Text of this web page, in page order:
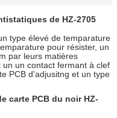
de HZ-2705
type élevé de temparature
pour résister, un
par leurs matières
un contact fermant à clef
PCB d'adjusitng et un type
carte PCB du noir HZ-